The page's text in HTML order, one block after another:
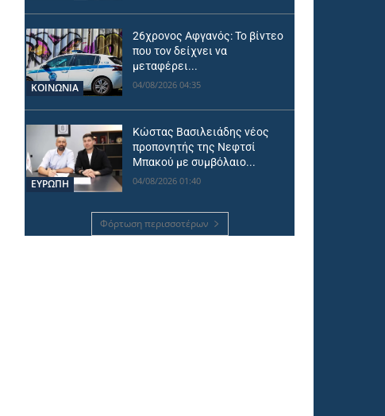
ΚΟΙΝΩΝΙΑ
26χρονος Αφγανός: Το βίντεο
που τον δείχνει να
μεταφέρει...
04/08/2026 04:35
ΕΥΡΩΠΗ
Κώστας Βασιλειάδης νέος
προπονητής της Νεφτσί
Μπακού με συμβόλαιο...
04/08/2026 01:40
Φόρτωση περισσοτέρων